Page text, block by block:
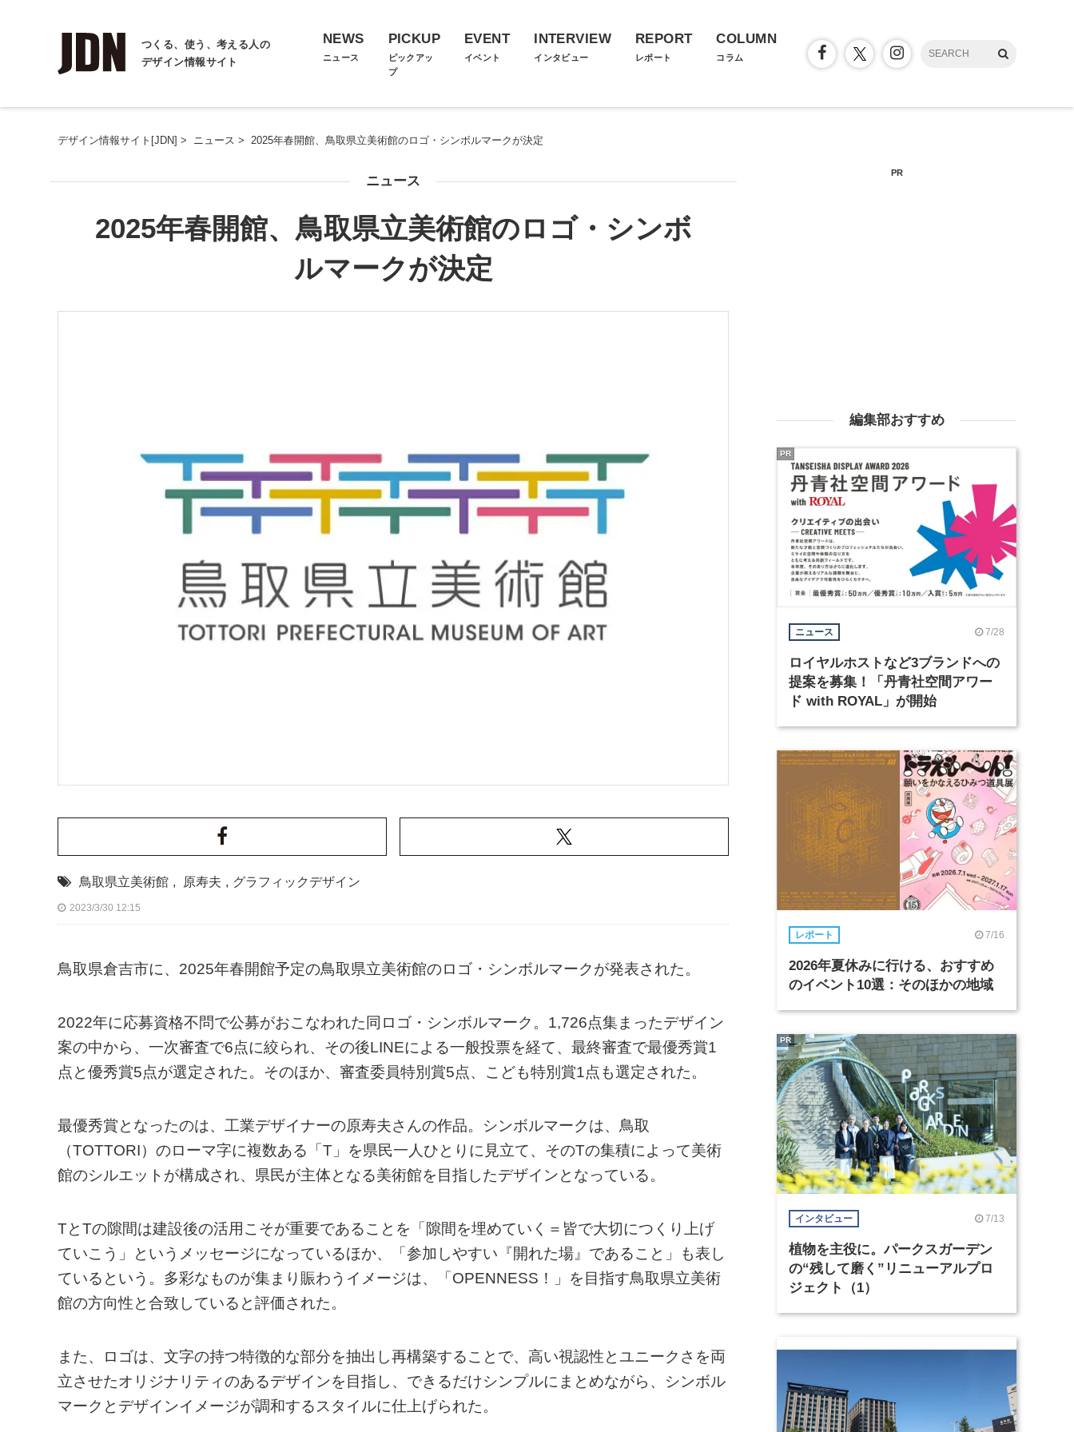
つくる、使う、考える人の
デザイン情報サイト
NEWS
ニュース
PICKUP
ピックアッ
プ
EVENT
イベント
INTERVIEW
インタビュー
REPORT
レポート
COLUMN
コラム
デザイン情報サイト[JDN] > ニュース > 2025年春開館、鳥取県立美術館のロゴ・シンボルマークが決定
ニュース
2025年春開館、鳥取県立美術館のロゴ・シンボ
ルマークが決定
鳥取県立美術館 , 原寿夫 , グラフィックデザイン
2023/3/30 12:15
鳥取県倉吉市に、2025年春開館予定の鳥取県立美術館のロゴ・シンボルマークが発表された。
2022年に応募資格不問で公募がおこなわれた同ロゴ・シンボルマーク。1,726点集まったデザイン
案の中から、一次審査で6点に絞られ、その後LINEによる一般投票を経て、最終審査で最優秀賞1
点と優秀賞5点が選定された。そのほか、審査委員特別賞5点、こども特別賞1点も選定された。
最優秀賞となったのは、工業デザイナーの原寿夫さんの作品。シンボルマークは、鳥取
（TOTTORI）のローマ字に複数ある「T」を県民一人ひとりに見立て、そのTの集積によって美術
館のシルエットが構成され、県民が主体となる美術館を目指したデザインとなっている。
TとTの隙間は建設後の活用こそが重要であることを「隙間を埋めていく＝皆で大切につくり上げ
ていこう」というメッセージになっているほか、「参加しやすい『開れた場』であること」も表し
ているという。多彩なものが集まり賑わうイメージは、「OPENNESS！」を目指す鳥取県立美術
館の方向性と合致していると評価された。
また、ロゴは、文字の持つ特徴的な部分を抽出し再構築することで、高い視認性とユニークさを両
立させたオリジナリティのあるデザインを目指し、できるだけシンプルにまとめながら、シンボル
マークとデザインイメージが調和するスタイルに仕上げられた。
PR
編集部おすすめ
ニュース 7/28
ロイヤルホストなど3ブランドへの
提案を募集！「丹青社空間アワー
ド with ROYAL」が開始
PR
レポート 7/16
2026年夏休みに行ける、おすすめ
のイベント10選：そのほかの地域
インタビュー 7/13
植物を主役に。パークスガーデン
の“残して磨く”リニューアルプロ
ジェクト（1）
PR